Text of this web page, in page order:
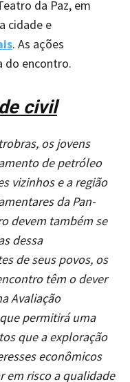
da Paz, em
cidade e
. As ações
do encontro.
civil
os jovens
de petróleo
vizinhos e a região
da Pan-
devem também se
dessa
de seus povos, os
têm o dever
Avaliação
permitirá uma
que a exploração
econômicos
em risco a qualidade